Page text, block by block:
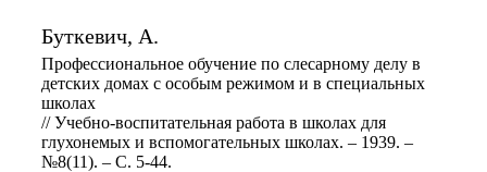
Буткевич, А.
Профессиональное обучение по слесарному делу в
детских домах с особым режимом и в специальных
школах
// Учебно-воспитательная работа в школах для
глухонемых и вспомогательных школах. – 1939. –
№8(11). – С. 5-44.